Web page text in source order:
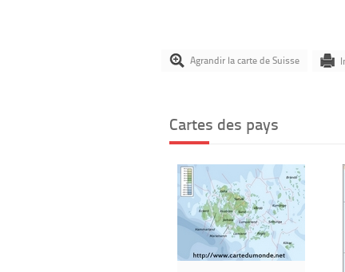
Agrandir la carte de Suisse
Cartes des pays